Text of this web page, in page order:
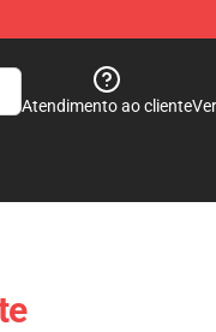
Atendimento ao cliente